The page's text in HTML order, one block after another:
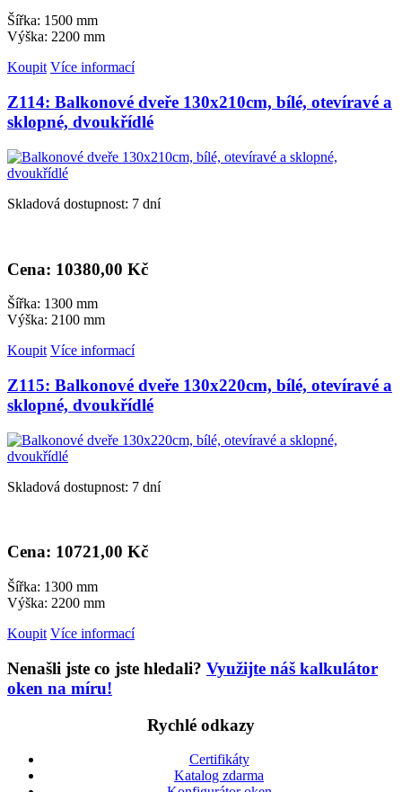
Šířka: 1500 mm
Výška: 2200 mm
Koupit Více informací
Z114: Balkonové dveře 130x210cm, bílé, otevíravé a
sklopné, dvoukřídlé
Skladová dostupnost: 7 dní
Cena: 10380,00 Kč
Šířka: 1300 mm
Výška: 2100 mm
Koupit Více informací
Z115: Balkonové dveře 130x220cm, bílé, otevíravé a
sklopné, dvoukřídlé
Skladová dostupnost: 7 dní
Cena: 10721,00 Kč
Šířka: 1300 mm
Výška: 2200 mm
Koupit Více informací
Nenašli jste co jste hledali? Využijte náš kalkulátor
oken na míru!
Rychlé odkazy
Certifikáty
Katalog zdarma